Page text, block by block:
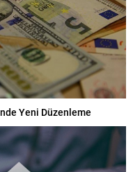
Yeni Düzenleme